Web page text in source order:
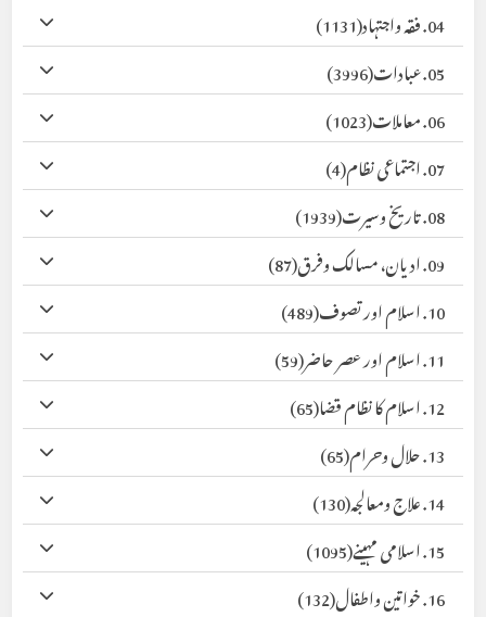
04. فقہ واجتہاد
(1131)
05. عبادات
(3996)
06. معاملات
(1023)
07. اجتماعی نظام
(4)
08. تاریخ وسیرت
(1939)
09. ادیان، مسالک وفرق
(87)
10. اسلام اور تصوف
(489)
11. اسلام اور عصر حاضر
(59)
12. اسلام کا نظام قضا
(65)
13. حلال وحرام
(65)
14. علاج ومعالجہ
(130)
15. اسلامی مہینے
(1095)
16. خواتین واطفال
(132)